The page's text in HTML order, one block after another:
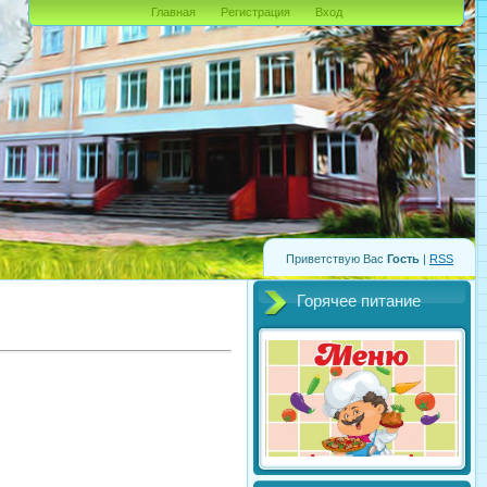
Приветствую Вас Гость | RSS
Главная Регистрация Вход
Горячее питание